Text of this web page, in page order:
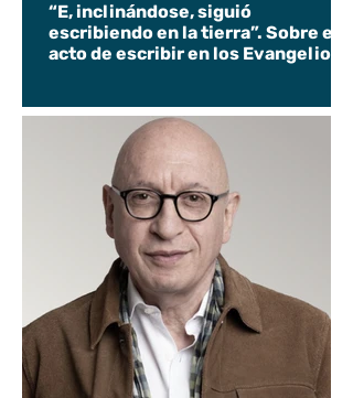
“E, inclinándose, siguió
escribiendo en la tierra”. Sobre el
acto de escribir en los Evangelios.